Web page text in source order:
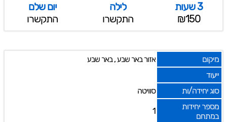
3 שעות
₪150
לילה
התקשרו
יום שלם
התקשרו
מיקום אזור באר שבע,באר שבע
ייעוד
סוג יחידה/ות
סוויטה
מספר יחידות
במתחם
1